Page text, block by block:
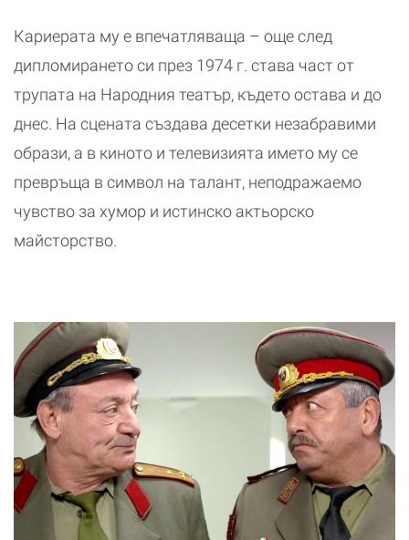
Кариерата му е впечатляваща – още след
дипломирането си през 1974 г. става част от
трупата на Народния театър, където остава и до
днес. На сцената създава десетки незабравими
образи, а в киното и телевизията името му се
превръща в символ на талант, неподражаемо
чувство за хумор и истинско актьорско
майсторство.